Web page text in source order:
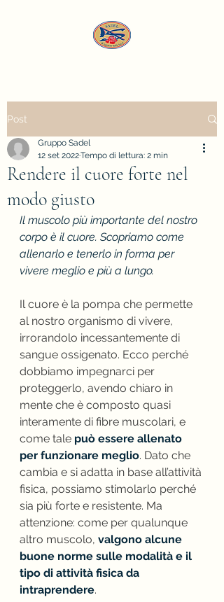
Post
Rendere il cuore forte nel
modo giusto
Gruppo Sadel
12 set 2022Tempo di lettura: 2 min
Il muscolo più importante del nostro
corpo è il cuore. Scopriamo come
allenarlo e tenerlo in forma per
vivere meglio e più a lungo.
Il cuore è la pompa che permette
al nostro organismo di vivere,
irrorandolo incessantemente di
sangue ossigenato. Ecco perché
dobbiamo impegnarci per
proteggerlo, avendo chiaro in
mente che è composto quasi
interamente di fibre muscolari, e
come tale può essere allenato
per funzionare meglio. Dato che
cambia e si adatta in base all’attività
fisica, possiamo stimolarlo perché
sia più forte e resistente. Ma
attenzione: come per qualunque
altro muscolo, valgono alcune
buone norme sulle modalità e il
tipo di attività fisica da
intraprendere.